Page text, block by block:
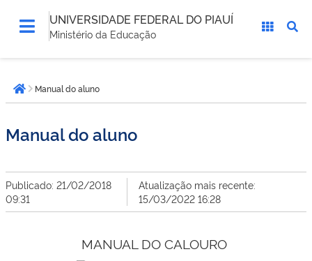
UNIVERSIDADE FEDERAL DO PIAUÍ
Ministério da Educação
está
aqui:Página inicial
Manual do aluno
Manual do aluno
Publicado: 21/02/2018
09:31
Atualização mais recente:
15/03/2022 16:28
MANUAL DO CALOURO